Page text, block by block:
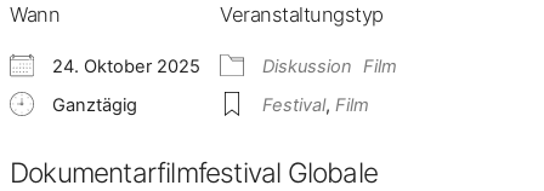
Wann
24. Oktober 2025
Ganztägig
Veranstaltungstyp
Diskussion Film
Festival, Film
Dokumentarfilmfestival Globale